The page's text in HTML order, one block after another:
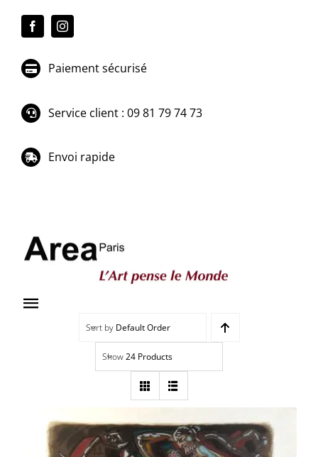
Paiement sécurisé
Service client : 09 81 79 74 73
Envoi rapide
Toggle
Navigation
Artistes
Sort by Default Order
Show24 Products